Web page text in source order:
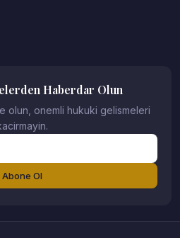
Haberdar Olun
olun, onemli hukuki gelismeleri
Abone Ol